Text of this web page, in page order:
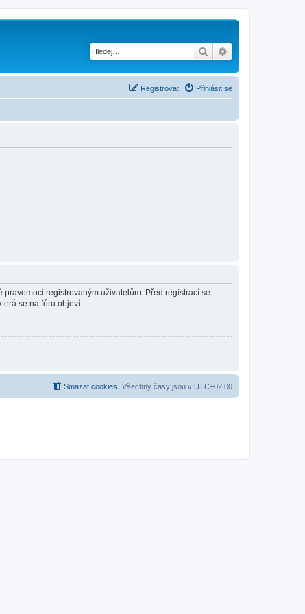
Hledat
Přihlásit se
Registrovat
registrovaným uživatelům. Před registrací se
se na fóru objeví.
Všechny časy jsou v UTC+02:00
Smazat cookies